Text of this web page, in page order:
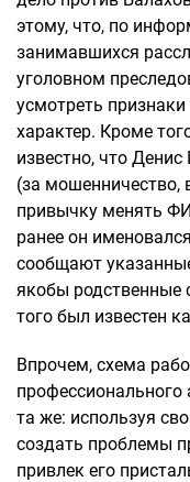
этому, что, по
занимавшихся
уголовном
усмотреть
характер. Кроме
известно, что
(за мошенничество,
привычку менять
ранее он
сообщают
якобы родственные
того был известен
Впрочем, схема
профессионального
та же: используя
создать проблемы
привлек его